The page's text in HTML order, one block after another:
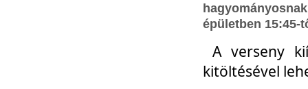
épületben 15:45-
A verseny
kitöltésével